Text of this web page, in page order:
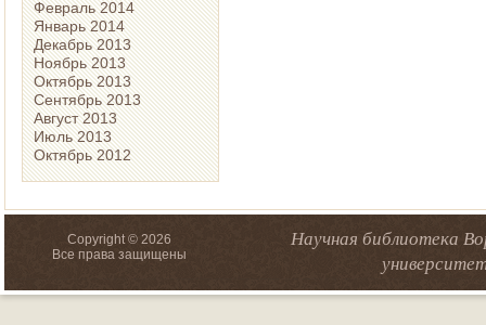
Февраль 2014
Январь 2014
Декабрь 2013
Ноябрь 2013
Октябрь 2013
Сентябрь 2013
Август 2013
Июль 2013
Октябрь 2012
Copyright © 2026
Все права защищены
Научная библиотека